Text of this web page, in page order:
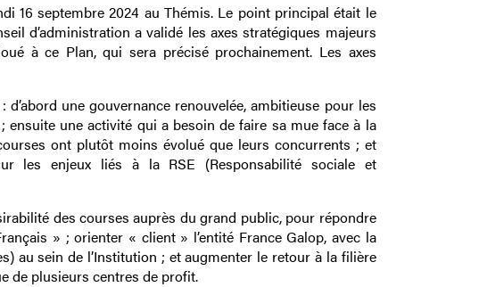
16 septembre 2024 au Thémis. Le point principal était le
d’administration a validé les axes stratégiques majeurs
à ce Plan, qui sera précisé prochainement. Les axes
une gouvernance renouvelée, ambitieuse pour les
une activité qui a besoin de faire sa mue face à la
ont plutôt moins évolué que leurs concurrents ; et
les enjeux liés à la RSE (Responsabilité sociale et
des courses auprès du grand public, pour répondre
» ; orienter « client » l’entité France Galop, avec la
au sein de l’Institution ; et augmenter le retour à la filière
de plusieurs centres de profit.